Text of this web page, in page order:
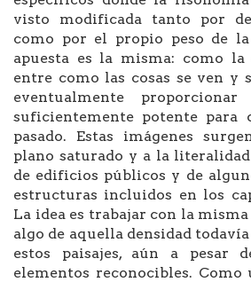
visto modificada tanto por
como por el propio peso de
apuesta es la misma: como
entre como las cosas se ven y
eventualmente
suficientemente potente para
pasado. Estas imágenes
plano saturado y a la
de edificios públicos y de
estructuras incluidos en los
La idea es trabajar con la
algo de aquella densidad
estos paisajes, aún a pesar
elementos reconocibles.